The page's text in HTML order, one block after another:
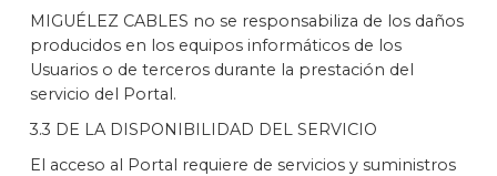
MIGUÉLEZ CABLES no se responsabiliza de los daños
producidos en los equipos informáticos de los
Usuarios o de terceros durante la prestación del
servicio del Portal.
3.3 DE LA DISPONIBILIDAD DEL SERVICIO
El acceso al Portal requiere de servicios y suministros